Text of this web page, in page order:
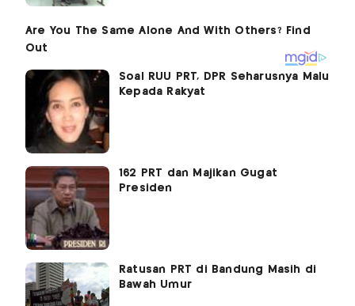
Soal RUU PRT, DPR Seharusnya Malu
Kepada Rakyat
162 PRT dan Majikan Gugat
Presiden
Ratusan PRT di Bandung Masih di
Bawah Umur